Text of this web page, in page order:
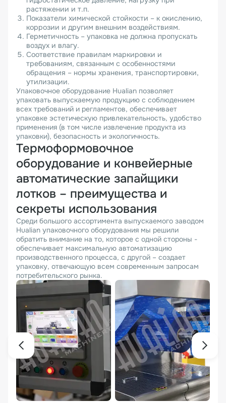
растяжении и т.п.
Показатели химической стойкости – к окислению,
коррозии и другим внешним воздействиям.
Герметичность – упаковка не должна пропускать
воздух и влагу.
Соответствие правилам маркировки и
требованиям, связанным с особенностями
обращения – нормы хранения, транспортировки,
утилизации.
Упаковочное оборудование Hualian позволяет
упаковать выпускаемую продукцию с соблюдением
всех требований и регламентов, обеспечивает
упаковке эстетическую привлекательность, удобство
применения (в том числе извлечение продукта из
упаковки), безопасность и экологичность.
Термоформовочное
оборудование и конвейерные
автоматические запайщики
лотков – преимущества и
секреты использования
Среди большого ассортимента выпускаемого заводом
Hualian упаковочного оборудования мы решили
обратить внимание на то, которое с одной стороны -
обеспечивает максимальную автоматизацию
производственного процесса, с другой – создает
упаковку, отвечающую всем современным запросам
потребительского рынка.